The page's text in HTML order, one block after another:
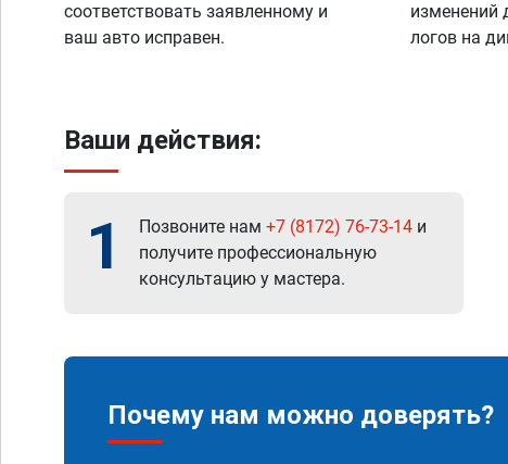
соответствовать заявленному и
ваш авто исправен.
изменений
логов на
Ваши действия:
1 Позвоните нам +7 (8172) 76-73-14 и
получите профессиональную
консультацию у мастера.
Почему нам можно доверять?